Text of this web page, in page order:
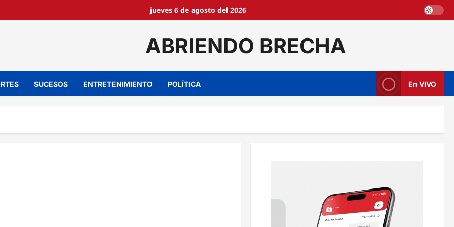
jueves 6 de agosto del 2026
ABRIENDO BRECHA
SUCESOS ENTRETENIMIENTO POLÍTICA En VIVO